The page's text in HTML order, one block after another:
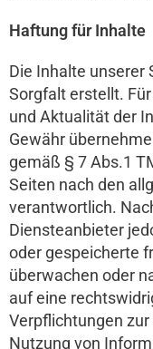
Haftung für Inhalte
Die Inhalte
Sorgfalt erstellt.
und Aktualität der
Gewähr
gemäß § 7 Abs.1
Seiten nach den
verantwortlich.
Diensteanbieter
oder gespeicherte
überwachen oder
auf eine
Verpflichtungen
Nutzung von